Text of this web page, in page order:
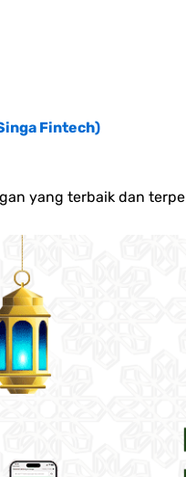
Fintech)
yang terbaik dan